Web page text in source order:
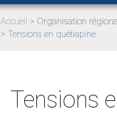
Accueil
Page
Organisation
Tensions en quétiapine
Tensions